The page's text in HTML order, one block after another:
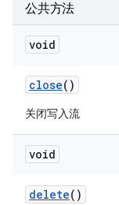
公共方法
void
close()
关闭写入流
void
delete()